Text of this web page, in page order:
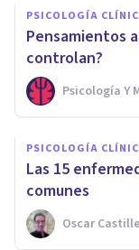
PSICOLOGÍA
Pensamientos
controlan?
Psicología Y
PSICOLOGÍA
​Las 15
comunes
Oscar